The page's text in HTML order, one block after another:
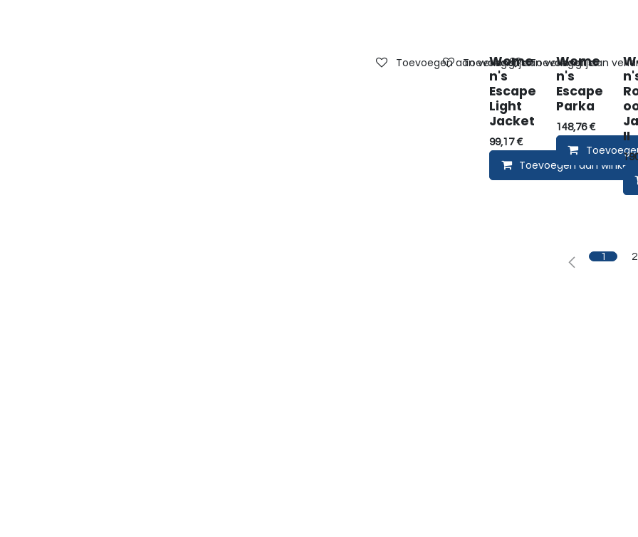
Wome
n's
Escape
Light
Jacket
99,17€
Toevoegen aan
Toevoegen aan verlanglijst
Wome
n's
Escape
Parka
148,76€
Toevoegen aan verlanglijst
II
Toevoegen aan
1 2